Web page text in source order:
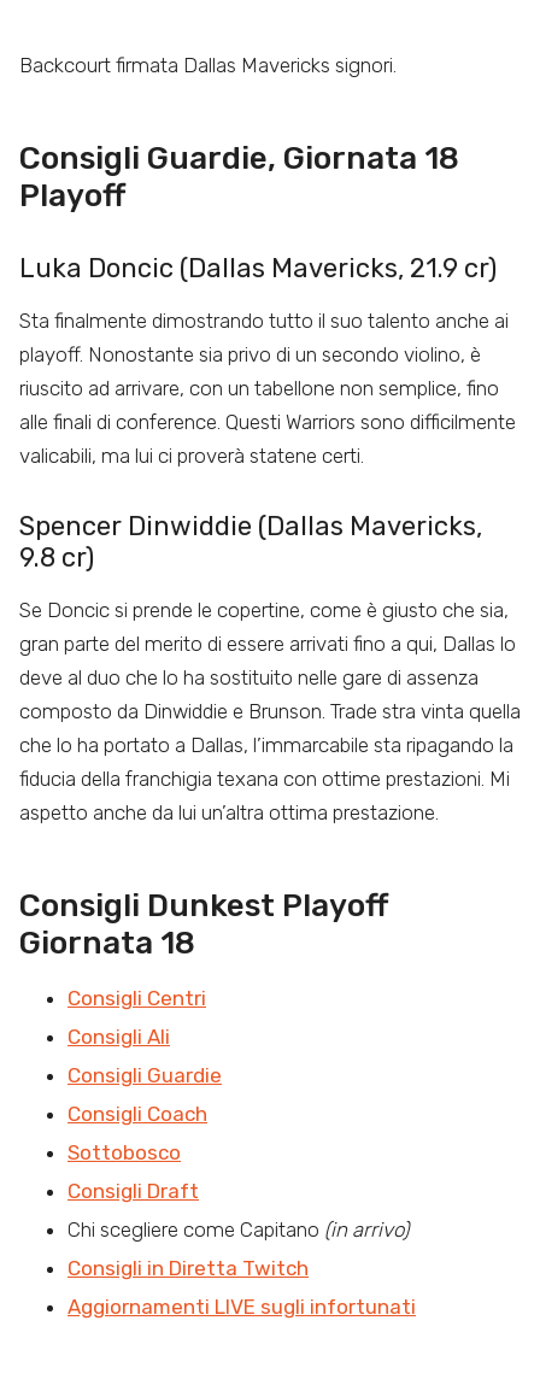
Backcourt firmata Dallas Mavericks signori.
Consigli Guardie, Giornata 18
Playoff
Luka Doncic (Dallas Mavericks, 21.9 cr)
Sta finalmente dimostrando tutto il suo talento anche ai
playoff. Nonostante sia privo di un secondo violino, è
riuscito ad arrivare, con un tabellone non semplice, fino
alle finali di conference. Questi Warriors sono difficilmente
valicabili, ma lui ci proverà statene certi.
Spencer Dinwiddie (Dallas Mavericks,
9.8 cr)
Se Doncic si prende le copertine, come è giusto che sia,
gran parte del merito di essere arrivati fino a qui, Dallas lo
deve al duo che lo ha sostituito nelle gare di assenza
composto da Dinwiddie e Brunson. Trade stra vinta quella
che lo ha portato a Dallas, l’immarcabile sta ripagando la
fiducia della franchigia texana con ottime prestazioni. Mi
aspetto anche da lui un’altra ottima prestazione.
Consigli Dunkest Playoff
Giornata 18
Consigli Centri
Consigli Ali
Consigli Guardie
Consigli Coach
Sottobosco
Consigli Draft
Chi scegliere come Capitano (in arrivo)
Consigli in Diretta Twitch
Aggiornamenti LIVE sugli infortunati